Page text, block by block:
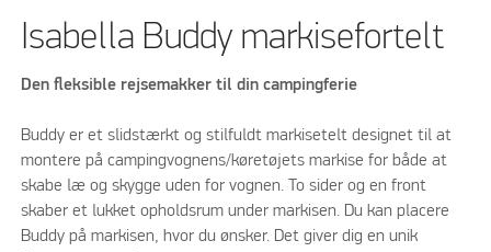
Isabella Buddy markisefortelt
Den fleksible rejsemakker til din campingferie
Buddy er et slidstærkt og stilfuldt markisetelt designet til at
montere på campingvognens/køretøjets markise for både at
skabe læ og skygge uden for vognen. To sider og en front
skaber et lukket opholdsrum under markisen. Du kan placere
Buddy på markisen, hvor du ønsker. Det giver dig en unik